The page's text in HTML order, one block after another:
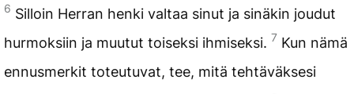
6 Silloin Herran henki valtaa sinut ja sinäkin joudut
hurmoksiin ja muutut toiseksi ihmiseksi. 7 Kun nämä
ennusmerkit toteutuvat, tee, mitä tehtäväksesi